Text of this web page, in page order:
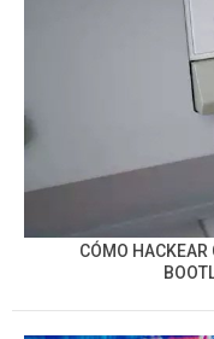
CÓMO HACKEAR